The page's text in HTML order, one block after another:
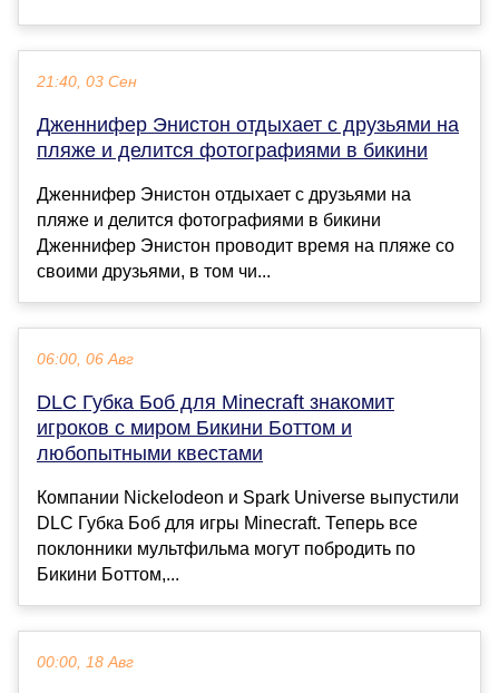
21:40, 03 Сен
Дженнифер Энистон отдыхает с друзьями на
пляже и делится фотографиями в бикини
Дженнифер Энистон отдыхает с друзьями на
пляже и делится фотографиями в бикини
Дженнифер Энистон проводит время на пляже со
своими друзьями, в том чи...
06:00, 06 Авг
DLC Губка Боб для Minecraft знакомит
игроков с миром Бикини Боттом и
любопытными квестами
Компании Nickelodeon и Spark Universe выпустили
DLC Губка Боб для игры Minecraft. Теперь все
поклонники мультфильма могут побродить по
Бикини Боттом,...
00:00, 18 Авг